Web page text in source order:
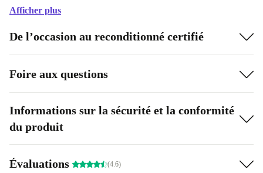
Afficher plus
De l’occasion au reconditionné certifié
Foire aux questions
Informations sur la sécurité et la conformité
du produit
Évaluations (4.6)